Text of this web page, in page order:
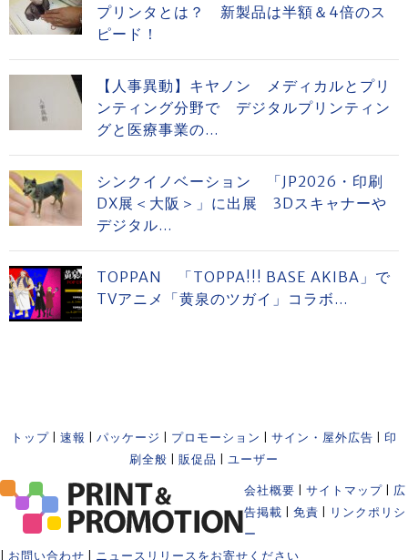
プリンタとは？ 新製品は半額＆4倍のス
ピード！
【人事異動】キヤノン メディカルとプリ
ンティング分野で デジタルプリンティン
グと医療事業の...
シンクイノベーション 「JP2026・印刷
DX展＜大阪＞」に出展 3Dスキャナーや
デジタル...
TOPPAN 「TOPPA!!! BASE AKIBA」で
TVアニメ「黄泉のツガイ」コラボ...
トップ 速報 パッケージ プロモーション サイン・屋外広告
印
刷全般
販促品 ユーザー
会社概要 サイトマップ
広
告掲載
免責
リンクポリシ
ー
お問い合わせ ニュースリリースをお寄せください